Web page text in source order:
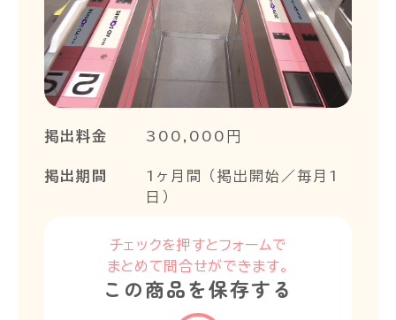
掲出料金 300,000円
掲出期間
1ヶ月間 （掲出開始／毎月1
日）
チェックを押すとフォームで
まとめて問合せができます。
この商品を保存する